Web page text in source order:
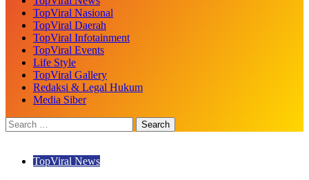
TopViral Nasional
TopViral Daerah
TopViral Infotainment
TopViral Events
Life Style
TopViral Gallery
Redaksi & Legal Hukum
Media Siber
TopViral News